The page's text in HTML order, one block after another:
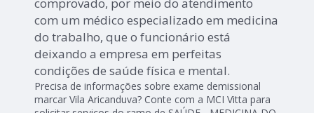
com um médico especializado em medicina
do trabalho, que o funcionário está
deixando a empresa em perfeitas
condições de saúde física e mental.
Precisa de informações sobre exame demissional
marcar Vila Aricanduva? Conte com a MCI Vitta para